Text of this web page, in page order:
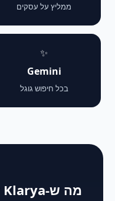
ממליץ על עסקים
✨
Gemini
בכל חיפוש גוגל